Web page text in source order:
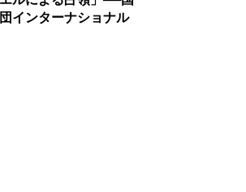
インターナショナル